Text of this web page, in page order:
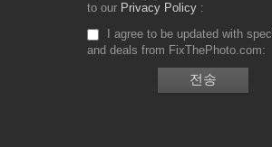
to our Privacy Policy
I agree to be updated with
and deals from FixThePhoto.com